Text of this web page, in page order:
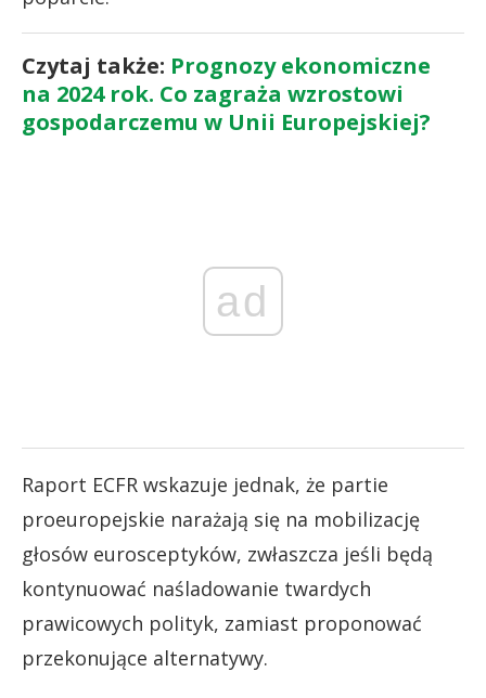
Czytaj także: Prognozy ekonomiczne
na 2024 rok. Co zagraża wzrostowi
gospodarczemu w Unii Europejskiej?
ad
Raport ECFR wskazuje jednak, że partie
proeuropejskie narażają się na mobilizację
głosów eurosceptyków, zwłaszcza jeśli będą
kontynuować naśladowanie twardych
prawicowych polityk, zamiast proponować
przekonujące alternatywy.